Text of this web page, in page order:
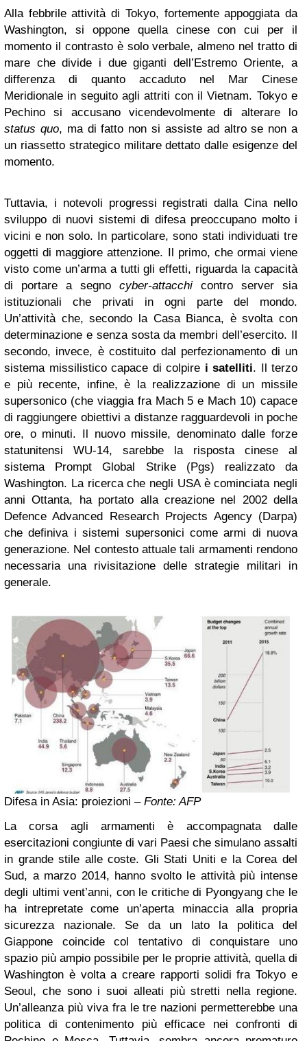
Alla febbrile attività di Tokyo, fortemente appoggiata da
Washington, si oppone quella cinese con cui per il
momento il contrasto è solo verbale, almeno nel tratto di
mare che divide i due giganti dell’Estremo Oriente, a
differenza di quanto accaduto nel Mar Cinese
Meridionale in seguito agli attriti con il Vietnam. Tokyo e
Pechino si accusano vicendevolmente di alterare lo
status quo, ma di fatto non si assiste ad altro se non a
un riassetto strategico militare dettato dalle esigenze del
momento.
Tuttavia, i notevoli progressi registrati dalla Cina nello
sviluppo di nuovi sistemi di difesa preoccupano molto i
vicini e non solo. In particolare, sono stati individuati tre
oggetti di maggiore attenzione. Il primo, che ormai viene
visto come un’arma a tutti gli effetti, riguarda la capacità
di portare a segno cyber-attacchi contro server sia
istituzionali che privati in ogni parte del mondo.
Un’attività che, secondo la Casa Bianca, è svolta con
determinazione e senza sosta da membri dell’esercito. Il
secondo, invece, è costituito dal perfezionamento di un
sistema missilistico capace di colpire i satelliti. Il terzo
e più recente, infine, è la realizzazione di un missile
supersonico (che viaggia fra Mach 5 e Mach 10) capace
di raggiungere obiettivi a distanze ragguardevoli in poche
ore, o minuti. Il nuovo missile, denominato dalle forze
statunitensi WU-14, sarebbe la risposta cinese al
sistema Prompt Global Strike (Pgs) realizzato da
Washington. La ricerca che negli USA è cominciata negli
anni Ottanta, ha portato alla creazione nel 2002 della
Defence Advanced Research Projects Agency (Darpa)
che definiva i sistemi supersonici come armi di nuova
generazione. Nel contesto attuale tali armamenti rendono
necessaria una rivisitazione delle strategie militari in
generale.
Difesa in Asia: proiezioni – Fonte: AFP
La corsa agli armamenti è accompagnata dalle
esercitazioni congiunte di vari Paesi che simulano assalti
in grande stile alle coste. Gli Stati Uniti e la Corea del
Sud, a marzo 2014, hanno svolto le attività più intense
degli ultimi vent’anni, con le critiche di Pyongyang che le
ha intrepretate come un’aperta minaccia alla propria
sicurezza nazionale. Se da un lato la politica del
Giappone coincide col tentativo di conquistare uno
spazio più ampio possibile per le proprie attività, quella di
Washington è volta a creare rapporti solidi fra Tokyo e
Seoul, che sono i suoi alleati più stretti nella regione.
Un’alleanza più viva fra le tre nazioni permetterebbe una
politica di contenimento più efficace nei confronti di